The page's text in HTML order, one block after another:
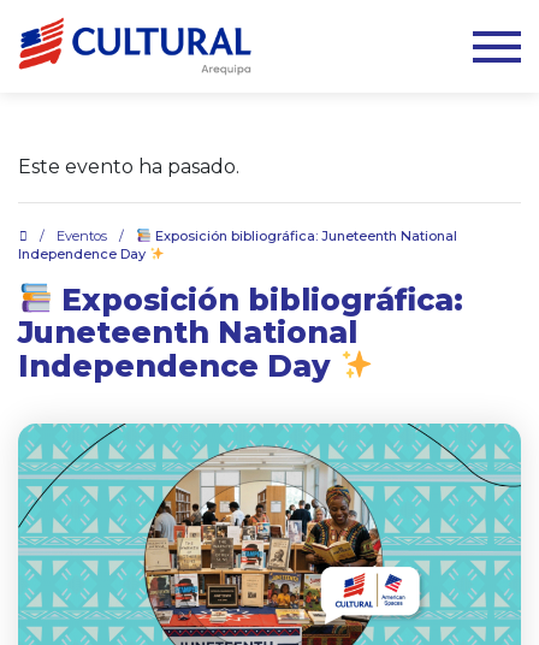
Este evento ha pasado.
/ Eventos /
Exposición bibliográfica: Juneteenth National
Independence Day
Exposición bibliográfica:
Juneteenth National
Independence Day